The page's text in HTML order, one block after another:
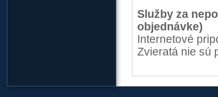
Služby za
objednávke)
Internetové
Zvieratá nie sú